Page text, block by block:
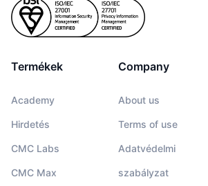
Termékek
Academy
Hirdetés
CMC Labs
CMC Max
Company
About us
Terms of use
Adatvédelmi
szabályzat